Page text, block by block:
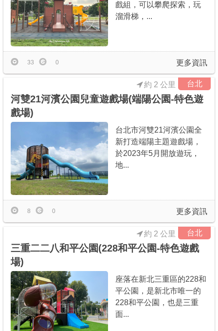
戲組，可以攀爬探索，玩
溜滑梯，...
更多資訊
33 0
台北
河雙21河濱公園兒童遊戲場(端陽公園-特色遊
戲場)
約 2 公里
台北市河雙21河濱公園全
新打造端陽主題遊戲場，
於2023年5月開放遊玩，
地...
更多資訊
8 0
台北
三重二二八和平公園(228和平公園-特色遊戲
場)
約 2 公里
座落在新北三重區的228和
平公園，是新北市唯一的
228和平公園，也是三重
面...